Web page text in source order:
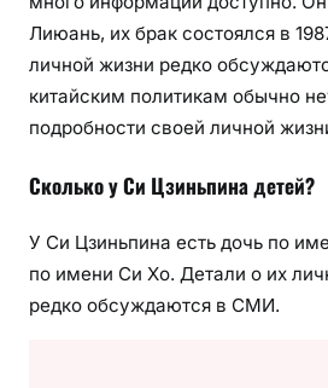
Лиюань, их брак состоялся в
личной жизни редко
китайским политикам обычно
подробности своей личной
Сколько у Си Цзиньпина детей?
У Си Цзиньпина есть дочь по
по имени Си Хо. Детали о их
редко обсуждаются в СМИ.